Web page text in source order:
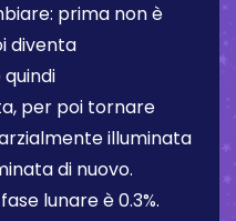
prima non è
diventa
per poi tornare
illuminata
di nuovo.
lunare è0.3%.